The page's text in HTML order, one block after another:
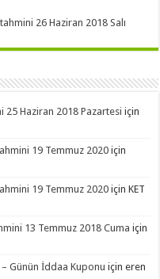
26 Haziran 2018 Salı
Haziran 2018 Pazartesi için
19 Temmuz 2020 için
19 Temmuz 2020 içinKET
13 Temmuz 2018 Cuma için
– Günün İddaa Kuponu içineren